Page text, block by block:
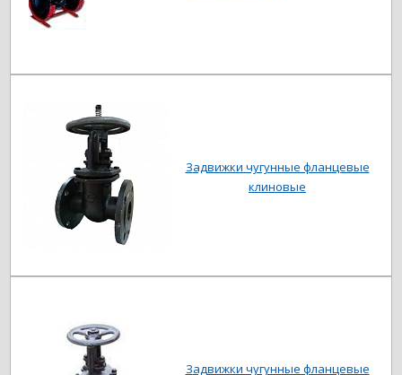
Задвижки чугунные фланцевые
клиновые
Задвижки чугунные фланцевые